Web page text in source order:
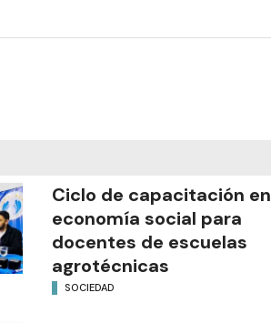
Ciclo de capacitación en
economía social para
docentes de escuelas
agrotécnicas
SOCIEDAD